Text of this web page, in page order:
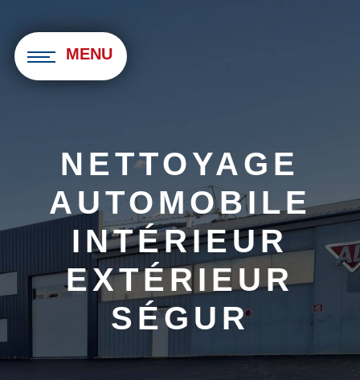
MENU
NETTOYAGE
AUTOMOBILE
INTÉRIEUR
EXTÉRIEUR
SÉGUR